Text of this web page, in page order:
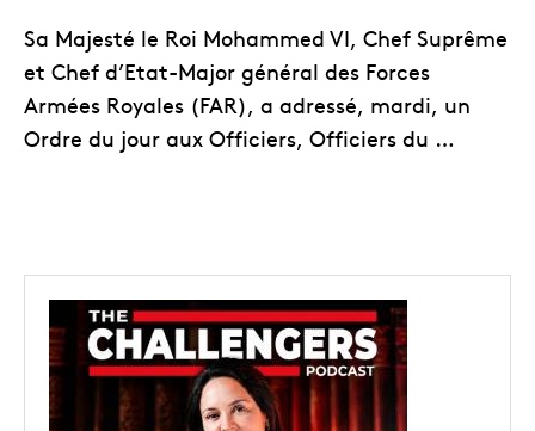
Sa Majesté le Roi Mohammed VI, Chef Suprême
et Chef d’Etat-Major général des Forces
Armées Royales (FAR), a adressé, mardi, un
Ordre du jour aux Officiers, Officiers du …